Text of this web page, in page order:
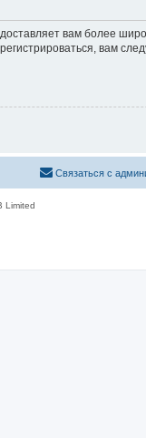
вам более
вам
Связаться с
Limited